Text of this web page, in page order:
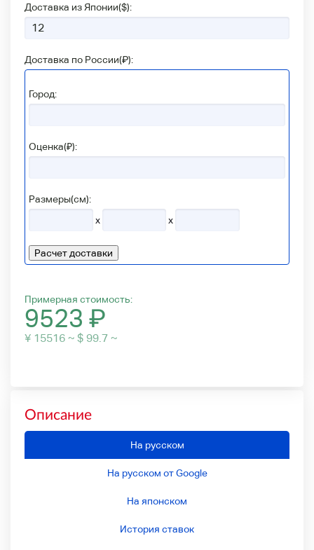
Доставка из Японии($):
Доставка по России(₽):
Город:
Оценка(₽):
Размеры(см):
x
x
Расчет доставки
Примерная стоимость:
9523 ₽
¥ 15516 ~ $ 99.7 ~
Описание
На русском
На русском от Google
На японском
История ставок